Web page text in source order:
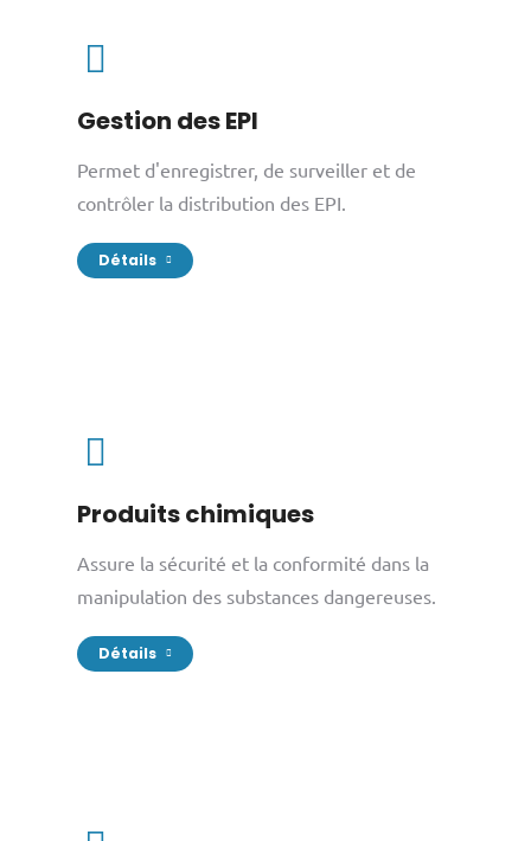
Gestion des EPI
Permet d'enregistrer, de surveiller et de
contrôler la distribution des EPI.
Détails
Produits chimiques
Assure la sécurité et la conformité dans la
manipulation des substances dangereuses.
Détails